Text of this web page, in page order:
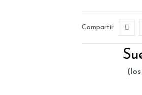
Compartir